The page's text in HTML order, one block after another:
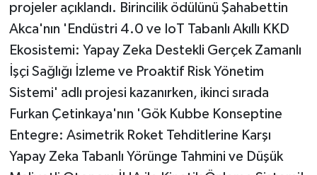
projeler açıklandı. Birincilik ödülünü Şahabettin
Akca'nın 'Endüstri 4.0 ve IoT Tabanlı Akıllı KKD
Ekosistemi: Yapay Zeka Destekli Gerçek Zamanlı
İşçi Sağlığı İzleme ve Proaktif Risk Yönetim
Sistemi' adlı projesi kazanırken, ikinci sırada
Furkan Çetinkaya'nın 'Gök Kubbe Konseptine
Entegre: Asimetrik Roket Tehditlerine Karşı
Yapay Zeka Tabanlı Yörünge Tahmini ve Düşük